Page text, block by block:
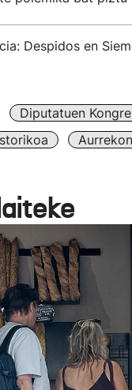
Despidos en
Diputatuen